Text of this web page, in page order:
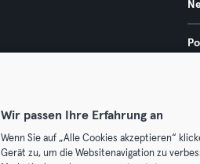
Wir passen Ihre Erfahrung an
Wenn Sie auf „Alle Cookies akzeptieren“
Gerät zu, um die Websitenavigation zu